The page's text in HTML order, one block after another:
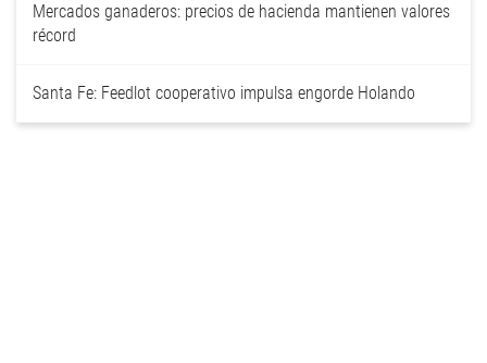
Mercados ganaderos: precios de hacienda mantienen valores
récord
Santa Fe: Feedlot cooperativo impulsa engorde Holando